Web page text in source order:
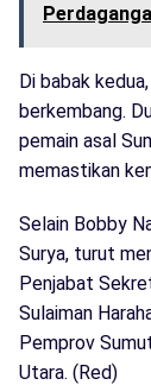
Di babak
berkembang.
pemain asal
memastikan
Selain Bobby
Surya, turut
Penjabat
Sulaiman
Pemprov
Utara. (Red)